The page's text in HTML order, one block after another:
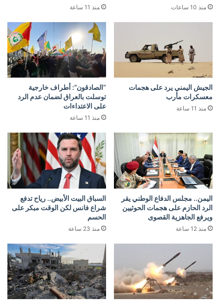
منذ 10 ساعات منذ 11 ساعة
الجيش اليمني يرد على هجمات
معسكرات مأرب
منذ 11 ساعة
“الصادقون”: أطراف خارجية
توسلت بالعراق لضمان عدم الرد
على الاعتداءات
منذ 11 ساعة
اليمن.. مجلس الدفاع الوطني يقر
الرد الحازم على هجمات الحوثيين
ويرفع الجاهزية القصوى
منذ 12 ساعة
السباق البيت الأبيض.. رياح تدفع
شراع فانس لكن الوقت مبكر على
الحسم
منذ 23 ساعة